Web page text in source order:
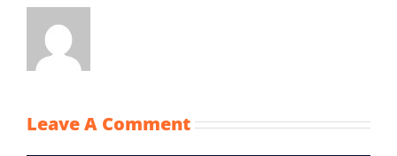
Leave A Comment